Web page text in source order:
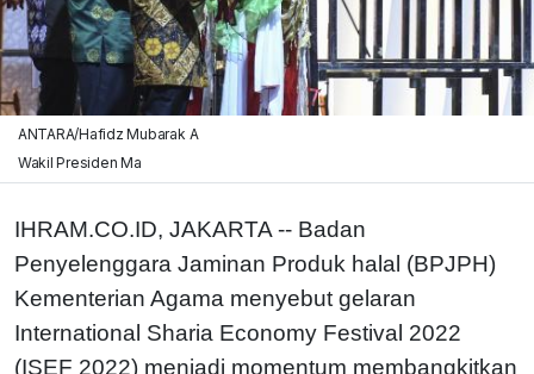
ANTARA/Hafidz Mubarak A
Wakil Presiden Ma
IHRAM.CO.ID, JAKARTA -- Badan
Penyelenggara Jaminan Produk halal (BPJPH)
Kementerian Agama menyebut gelaran
International Sharia Economy Festival 2022
(ISEF 2022) menjadi momentum membangkitkan